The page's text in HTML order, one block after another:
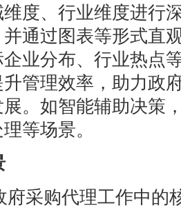
度、行业维度进行
通过图表等形式直
业分布、行业热点
管理效率，助力政
。如智能辅助决策
等场景。
府采购代理工作中